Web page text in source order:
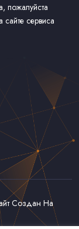
пожалуйста
сайте сервиса
Создан На